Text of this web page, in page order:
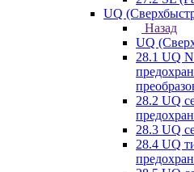
UQ
Назад
UQ
28.1 UQ
28.2 UQ
28.3 UQ
28.4 UQ